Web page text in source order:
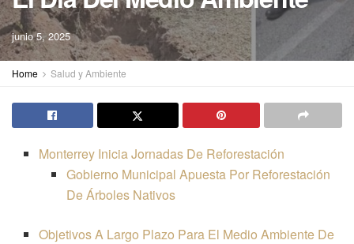
junio 5, 2025
Home Salud y Ambiente
Monterrey Inicia Jornadas De Reforestación
Gobierno Municipal Apuesta Por Reforestación
De Árboles Nativos
Objetivos A Largo Plazo Para El Medio Ambiente De